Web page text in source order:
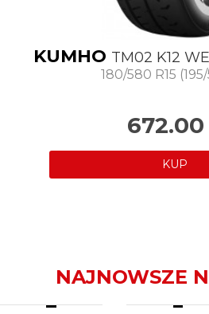
KUMHO TM02 K12
180/580 R15
672.00
KUP
NAJNOWSZE